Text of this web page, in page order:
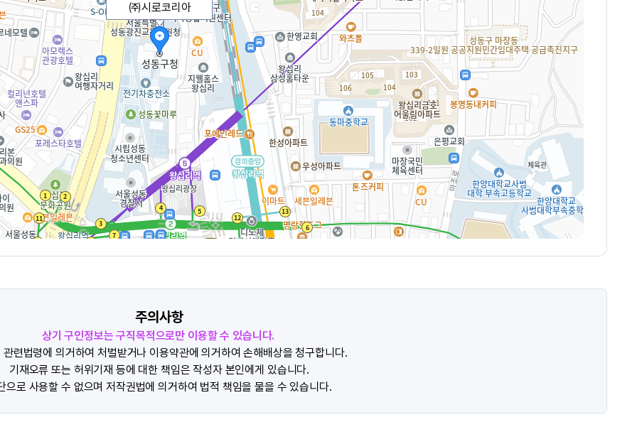
㈜시로코리아
주의사항
상기 구인정보는 구직목적으로만 이용할 수 있습니다.
관련법령에 의거하여 처벌받거나 이용약관에 의거하여 손해배상을 청구합니다.
기재오류 또는 허위기재 등에 대한 책임은 작성자 본인에게 있습니다.
으로 사용할 수 없으며 저작권법에 의거하여 법적 책임을 물을 수 있습니다.